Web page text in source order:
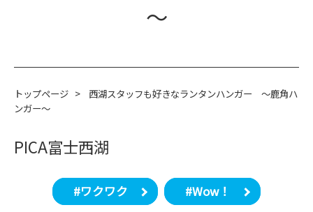
～
トップページ >
西湖スタッフも好きなランタンハンガー ～鹿角ハ
ンガー～
PICA富士西湖
#ワクワク #Wow！